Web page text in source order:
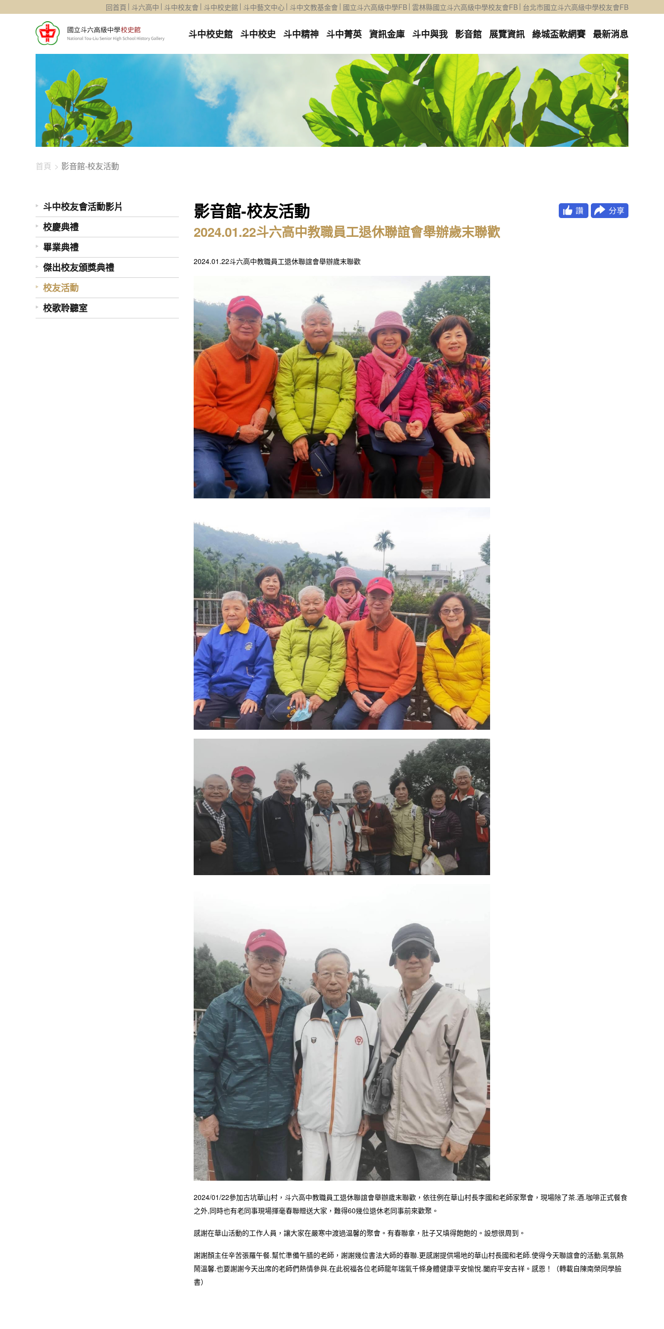
回首頁 斗六高中 斗中校友會 斗中校史館 斗中藝文中心 斗中文教基金會 國立斗六高級中學FB 雲林縣國立斗六高級中學校友會FB 台北市國立斗六高級中學校友會FB
斗中校史館 斗中校史 斗中精神 斗中菁英 資訊金庫 斗中與我 影音館 展覽資訊 綠城盃軟網賽 最新消息
首頁 影音館-校友活動
斗中校友會活動影片
校慶典禮
畢業典禮
傑出校友頒獎典禮
校友活動
校歌聆聽室
影音館-校友活動
2024.01.22斗六高中教職員工退休聯誼會舉辦歲末聯歡
2024.01.22斗六高中教職員工退休聯誼會舉辦歲末聯歡
2024/01/22參加古坑華山村，斗六高中教職員工退休聯誼會舉辦歲末聯歡，依往例在華山村長李國和老師家聚會，現場除了茶.酒.咖啡正式餐食
之外,同時也有老同事現場揮毫春聯贈送大家，難得60幾位退休老同事前來歡聚。
感謝在華山活動的工作人員，讓大家在嚴寒中渡過温馨的聚會。有春聯拿，肚子又填得飽飽的。設想很周到。
謝謝顏主任辛苦張羅午餐.幫忙準備午膳的老師，謝謝幾位書法大師的春聯.更感謝提供場地的華山村長國和老師.使得今天聯誼會的活動.氣氛熱
鬧溫馨.也要謝謝今天出席的老師們熱情參與.在此祝福各位老師龍年瑞氣千條身體健康平安愉悅.闔府平安吉祥。感恩！（轉載自陳南榮同學臉
書）